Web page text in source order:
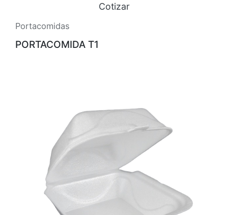
Cotizar
Portacomidas
PORTACOMIDA T1